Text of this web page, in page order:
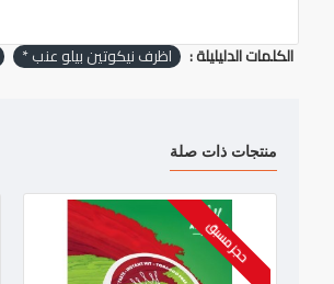
الكلمات الدليليلة : اظرف نيكوتين بيلو عنب *
منتجات ذات صلة
حجز مسبق